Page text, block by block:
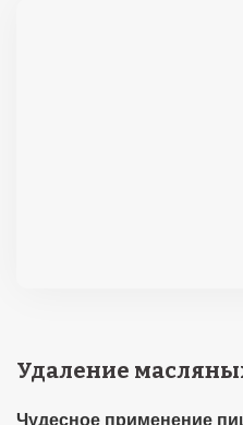
Удаление
Чудесное применение